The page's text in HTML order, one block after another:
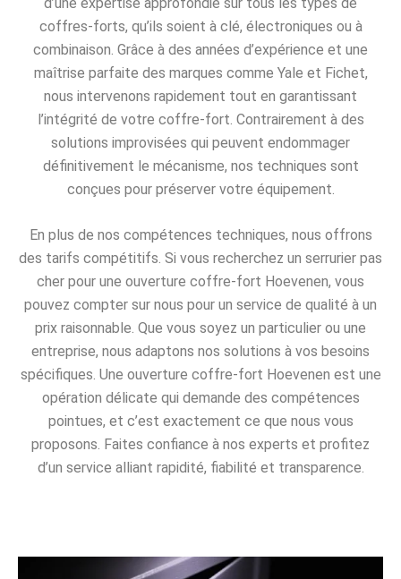
coffres-forts, qu’ils soient à clé, électroniques ou à
combinaison. Grâce à des années d’expérience et une
maîtrise parfaite des marques comme Yale et Fichet,
nous intervenons rapidement tout en garantissant
l’intégrité de votre coffre-fort. Contrairement à des
solutions improvisées qui peuvent endommager
définitivement le mécanisme, nos techniques sont
conçues pour préserver votre équipement.
En plus de nos compétences techniques, nous offrons
des tarifs compétitifs. Si vous recherchez un serrurier pas
cher pour une ouverture coffre-fort Hoevenen, vous
pouvez compter sur nous pour un service de qualité à un
prix raisonnable. Que vous soyez un particulier ou une
entreprise, nous adaptons nos solutions à vos besoins
spécifiques. Une ouverture coffre-fort Hoevenen est une
opération délicate qui demande des compétences
pointues, et c’est exactement ce que nous vous
proposons. Faites confiance à nos experts et profitez
d’un service alliant rapidité, fiabilité et transparence.